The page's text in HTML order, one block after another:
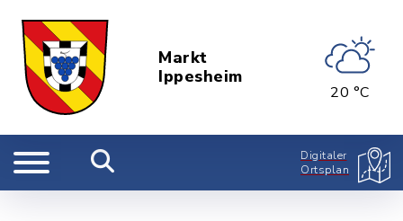
Markt
Ippesheim
20 °C
Digitaler
Ortsplan